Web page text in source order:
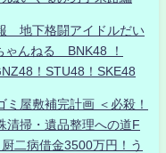
地下格闘アイドルだい
んねる BNK48 ！
！STU48！SKE48
屋敷補完計画 ＜必殺！
清掃・遺品整理への道F
二病借金3500万円！う